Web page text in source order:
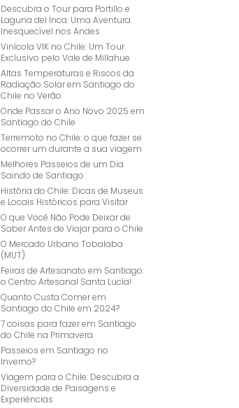
Descubra o Tour para Portillo e
Laguna del Inca: Uma Aventura
Inesquecível nos Andes
Vinícola VIK no Chile: Um Tour
Exclusivo pelo Vale de Millahue
Altas Temperaturas e Riscos da
Radiação Solar em Santiago do
Chile no Verão
Onde Passar o Ano Novo 2025 em
Santiago do Chile
Terremoto no Chile: o que fazer se
ocorrer um durante a sua viagem
Melhores Passeios de um Dia
Saindo de Santiago
História do Chile: Dicas de Museus
e Locais Históricos para Visitar
O que Você Não Pode Deixar de
Saber Antes de Viajar para o Chile
O Mercado Urbano Tobalaba
(MUT)
Feiras de Artesanato em Santiago:
o Centro Artesanal Santa Lucía!
Quanto Custa Comer em
Santiago do Chile em 2024?
7 coisas para fazer em Santiago
do Chile na Primavera
Passeios em Santiago no
Inverno?
Viagem para o Chile: Descubra a
Diversidade de Paisagens e
Experiências